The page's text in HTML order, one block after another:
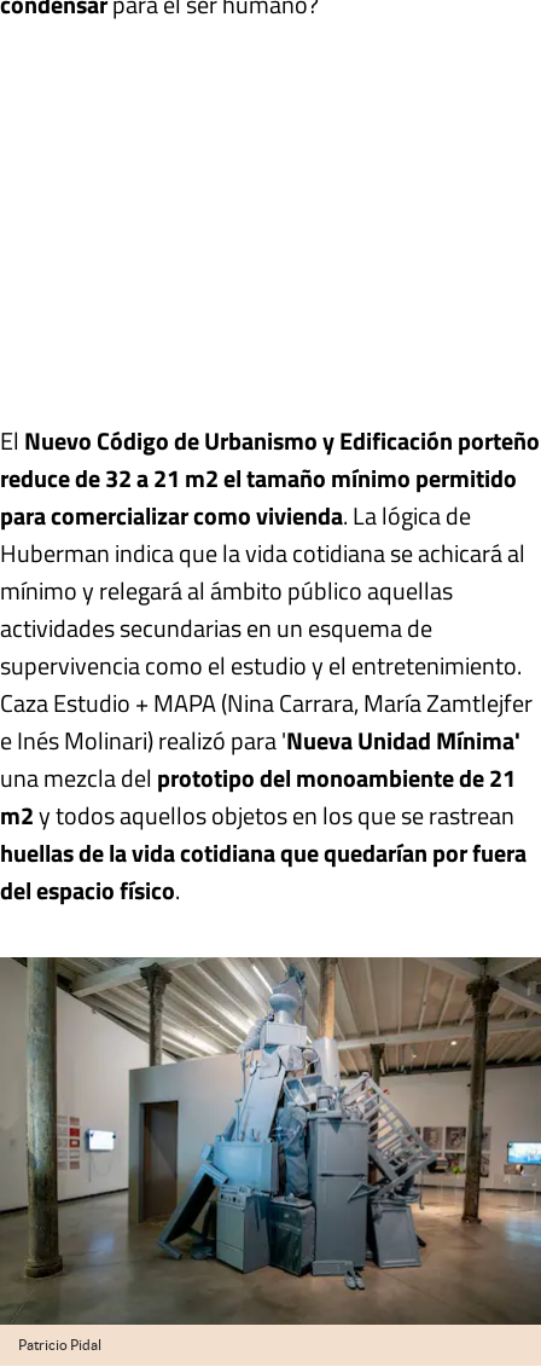
El Nuevo Código de Urbanismo y Edificación porteño
reduce de 32 a 21 m2 el tamaño mínimo permitido
para comercializar como vivienda. La lógica de
Huberman indica que la vida cotidiana se achicará al
mínimo y relegará al ámbito público aquellas
actividades secundarias en un esquema de
supervivencia como el estudio y el entretenimiento.
Caza Estudio + MAPA (Nina Carrara, María Zamtlejfer
e Inés Molinari) realizó para 'Nueva Unidad Mínima'
una mezcla del prototipo del monoambiente de 21
m2y todos aquellos objetos en los que se rastrean
huellas de la vida cotidiana que quedarían por fuera
del espacio físico.
Patricio Pidal